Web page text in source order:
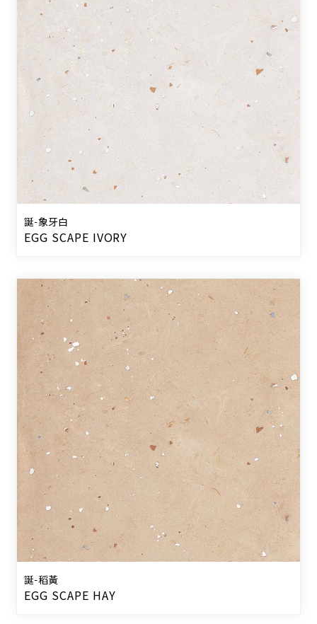
誕-象牙白
EGG SCAPE IVORY
誕-稻黃
EGG SCAPE HAY